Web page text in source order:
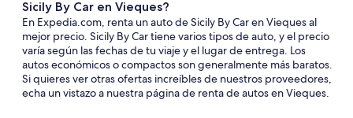
Sicily By Car en Vieques?
En Expedia.com, renta un auto de Sicily By Car en Vieques al
mejor precio. Sicily By Car tiene varios tipos de auto, y el precio
varía según las fechas de tu viaje y el lugar de entrega. Los
autos económicos o compactos son generalmente más baratos.
Si quieres ver otras ofertas increíbles de nuestros proveedores,
echa un vistazo a nuestra página de renta de autos en Vieques.